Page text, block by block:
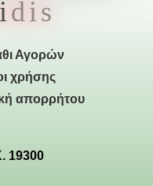
idis
Αγορών
χρήσης
απορρήτου
19300